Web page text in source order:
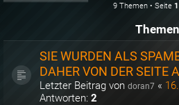
9 Themen • Seite 1
Themen
SIE WURDEN ALS
DAHER VON DER SEITE
Letzter Beitrag von doran7 «
Antworten: 2